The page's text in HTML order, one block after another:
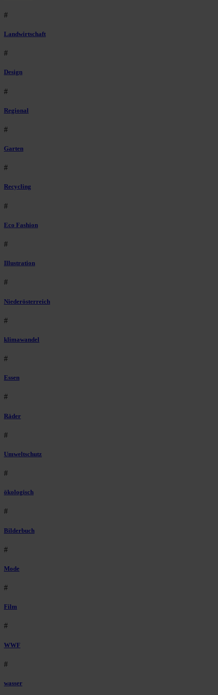
#
Landwirtschaft
#
Design
#
Regional
#
Garten
#
Recycling
#
Eco Fashion
#
Illustration
#
Niederösterreich
#
klimawandel
#
Essen
#
Räder
#
Umweltschutz
#
ökologisch
#
Bilderbuch
#
Mode
#
Film
#
WWF
#
wasser